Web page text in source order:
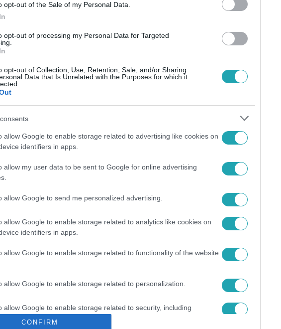
opt-out of the Sale of my Personal Data.
opt-out of processing my Personal Data for Targeted
opt-out of Collection, Use, Retention, Sale, and/or Sharing
Data that Is Unrelated with the Purposes for which it
allow Google to enable storage related to advertising like cookies on
identifiers in apps.
allow my user data to be sent to Google for online advertising
allow Google to send me personalized advertising.
allow Google to enable storage related to analytics like cookies on
identifiers in apps.
allow Google to enable storage related to functionality of the website
allow Google to enable storage related to personalization.
allow Google to enable storage related to security, including
functionality and fraud prevention, and other user protection.
CONFIRM
már a kezdetektől tele volt
veszekedések, szakítások és
lévő dinamika a konfliktusokról és
visszataláltak egymáshoz.
folytatódik az Exek csatája.
RTL+ Premiumon! Premier dupla
között legyen a Google-találatokban!